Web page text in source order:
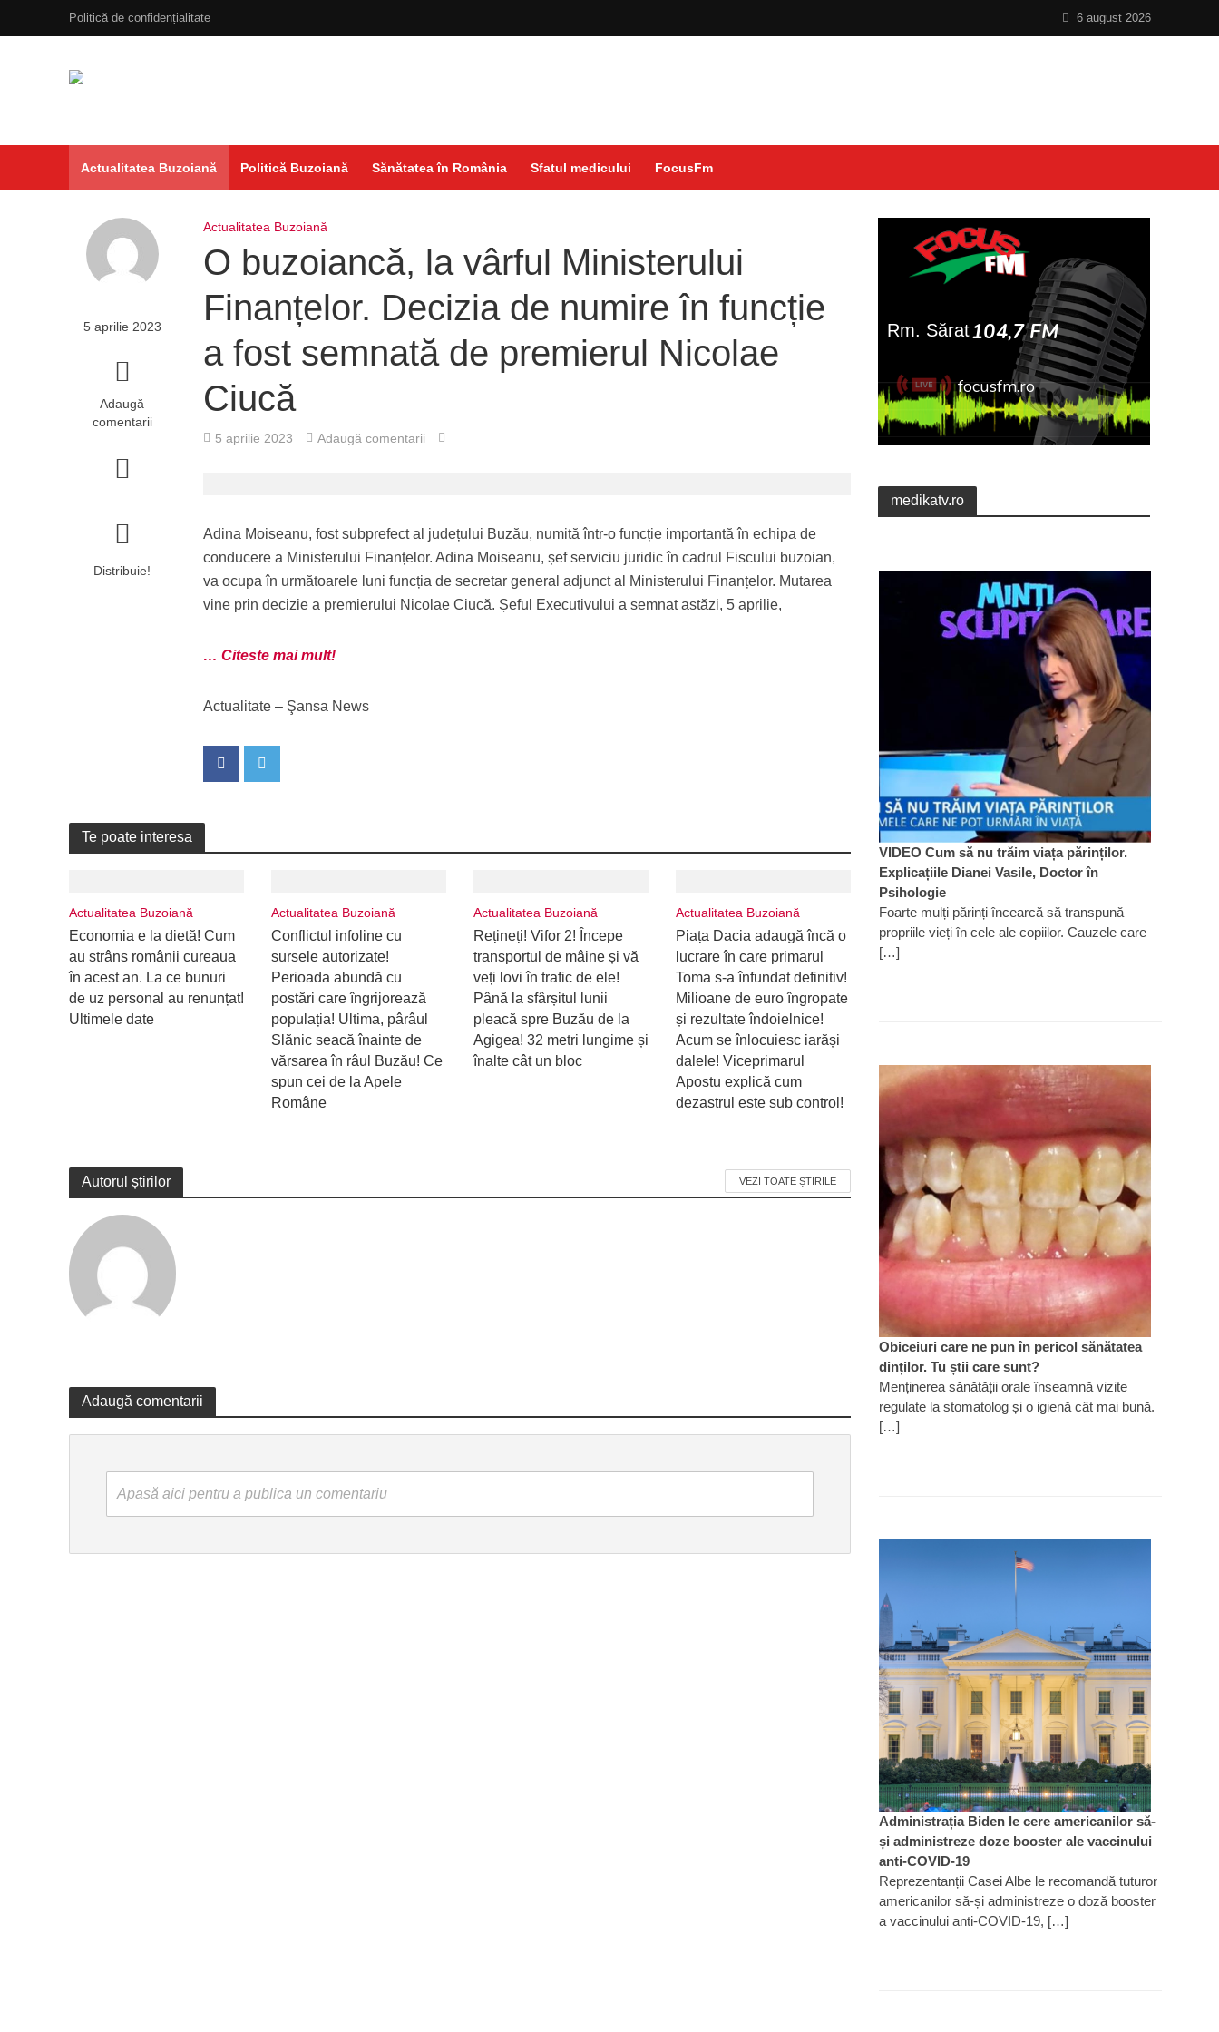
Politică de confidențialitate 6 august 2026
Actualitatea Buzoiană Politică Buzoiană Sănătatea în România Sfatul medicului FocusFm
5 aprilie 2023
Adaugă
comentarii
Distribuie!
Actualitatea Buzoiană
O buzoiancă, la vârful Ministerului
Finanțelor. Decizia de numire în funcție
a fost semnată de premierul Nicolae
Ciucă
5 aprilie 2023 Adaugă comentarii
Adina Moiseanu, fost subprefect al județului Buzău, numită într-o funcție importantă în echipa de
conducere a Ministerului Finanțelor. Adina Moiseanu, șef serviciu juridic în cadrul Fiscului buzoian,
va ocupa în următoarele luni funcția de secretar general adjunct al Ministerului Finanțelor. Mutarea
vine prin decizie a premierului Nicolae Ciucă. Șeful Executivului a semnat astăzi, 5 aprilie,
… Citeste mai mult!
Actualitate – Şansa News
Te poate interesa
Actualitatea Buzoiană
Economia e la dietă! Cum
au strâns românii cureaua
în acest an. La ce bunuri
de uz personal au renunțat!
Ultimele date
Actualitatea Buzoiană
Conflictul infoline cu
sursele autorizate!
Perioada abundă cu
postări care îngrijorează
populația! Ultima, pârâul
Slănic seacă înainte de
vărsarea în râul Buzău! Ce
spun cei de la Apele
Române
Actualitatea Buzoiană
Rețineți! Vifor 2! Începe
transportul de mâine și vă
veți lovi în trafic de ele!
Până la sfârșitul lunii
pleacă spre Buzău de la
Agigea! 32 metri lungime și
înalte cât un bloc
Actualitatea Buzoiană
Piața Dacia adaugă încă o
lucrare în care primarul
Toma s-a înfundat definitiv!
Milioane de euro îngropate
și rezultate îndoielnice!
Acum se înlocuiesc iarăși
dalele! Viceprimarul
Apostu explică cum
dezastrul este sub control!
Autorul știrilor VEZI TOATE ȘTIRILE
Adaugă comentarii
Apasă aici pentru a publica un comentariu
medikatv.ro
VIDEO Cum să nu trăim viața părinților.
Explicațiile Dianei Vasile, Doctor în
Psihologie
Foarte mulți părinți încearcă să transpună
propriile vieți în cele ale copiilor. Cauzele care
[…]
Obiceiuri care ne pun în pericol sănătatea
dinților. Tu știi care sunt?
Menținerea sănătății orale înseamnă vizite
regulate la stomatolog și o igienă cât mai bună.
[…]
Administrația Biden le cere americanilor să-
și administreze doze booster ale vaccinului
anti-COVID-19
Reprezentanții Casei Albe le recomandă tuturor
americanilor să-și administreze o doză booster
a vaccinului anti-COVID-19, […]